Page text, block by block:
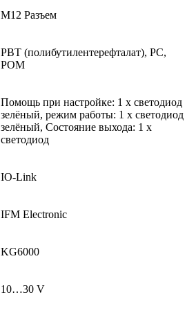
M12 Разъем
PBT (полибутилентерефталат), PC,
POM
Помощь при настройке: 1 x светодиод
зелёный, режим работы: 1 x светодиод
зелёный, Состояние выхода: 1 x
светодиод
IO-Link
IFM Electronic
KG6000
10…30 V